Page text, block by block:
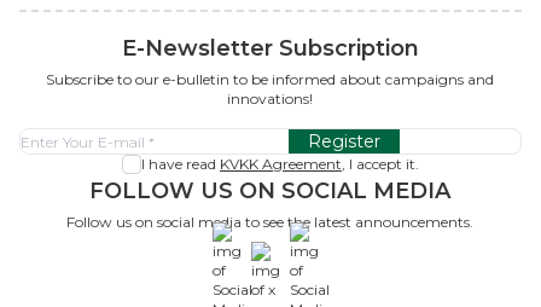
E-Newsletter Subscription
Subscribe to our e-bulletin to be informed about campaigns and
innovations!
Register
I have read KVKK Agreement, I accept it.
FOLLOW US ON SOCIAL MEDIA
Follow us on social media to see the latest announcements.
x